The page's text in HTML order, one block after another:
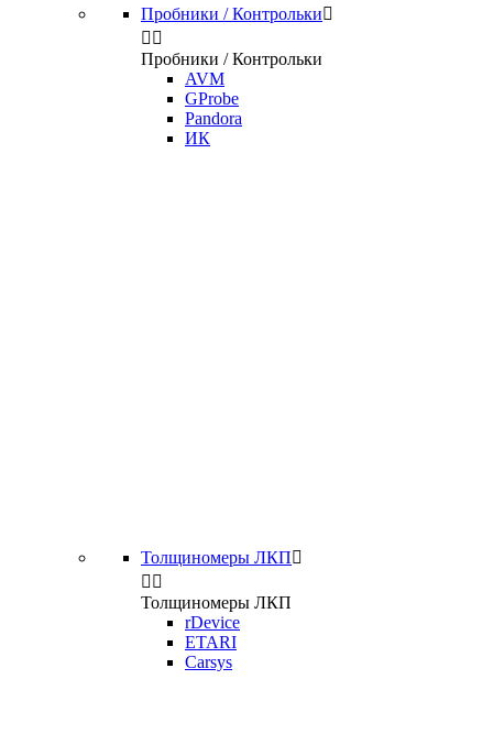
Пробники / Контрольки
 
Пробники / Контрольки
AVM
GProbe
Pandora
ИК
Толщиномеры ЛКП
 
Толщиномеры ЛКП
rDevice
ETARI
Carsys